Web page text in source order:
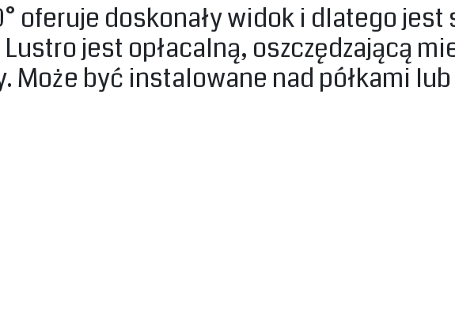
oferuje doskonały widok i dlatego jest
jest opłacalną, oszczędzającą
Może być instalowane nad półkami lub